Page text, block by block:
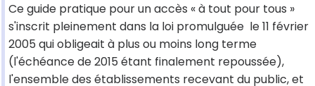
Ce guide pratique pour un accès « à tout pour tous »
s'inscrit pleinement dans la loi promulguée le 11 février
2005 qui obligeait à plus ou moins long terme
(l'échéance de 2015 étant finalement repoussée),
l'ensemble des établissements recevant du public, et